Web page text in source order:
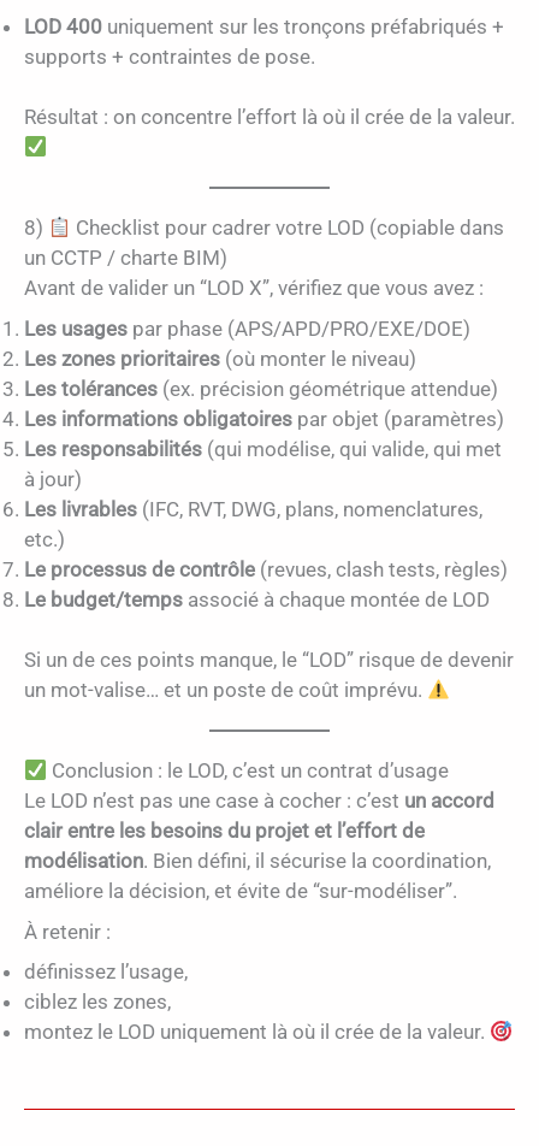
LOD 400 uniquement sur les tronçons préfabriqués +
supports + contraintes de pose.
Résultat : on concentre l’effort là où il crée de la valeur.
8)
Checklist pour cadrer votre LOD (copiable dans
un CCTP / charte BIM)
Avant de valider un “LOD X”, vérifiez que vous avez :
Les usages par phase (APS/APD/PRO/EXE/DOE)
Les zones prioritaires (où monter le niveau)
Les tolérances (ex. précision géométrique attendue)
Les informations obligatoires par objet (paramètres)
Les responsabilités (qui modélise, qui valide, qui met
à jour)
Les livrables (IFC, RVT, DWG, plans, nomenclatures,
etc.)
Le processus de contrôle (revues, clash tests, règles)
Le budget/temps associé à chaque montée de LOD
Si un de ces points manque, le “LOD” risque de devenir
un mot-valise… et un poste de coût imprévu.
Conclusion : le LOD, c’est un contrat d’usage
Le LOD n’est pas une case à cocher : c’est un accord
clair entre les besoins du projet et l’effort de
modélisation. Bien défini, il sécurise la coordination,
améliore la décision, et évite de “sur-modéliser”.
À retenir :
définissez l’usage,
ciblez les zones,
montez le LOD uniquement là où il crée de la valeur.